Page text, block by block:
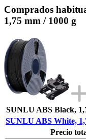
Comprados
1,75 mm / 1000 g
SUNLU ABS Black,
SUNLU ABS White,
Precio